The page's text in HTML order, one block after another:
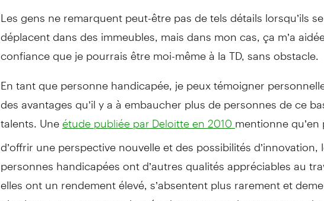
Les gens ne remarquent peut-être pas de tels détails lorsqu’ils se
déplacent dans des immeubles, mais dans mon cas, ça m’a
confiance que je pourrais être moi-même à la TD, sans obstacle.
En tant que personne handicapée, je peux témoigner
des avantages qu’il y a à embaucher plus de personnes de ce
talents. Une étude publiée par Deloitte en 2010 mentionne
d’offrir une perspective nouvelle et des possibilités d’innovation,
personnes handicapées ont d’autres qualités appréciables au
elles ont un rendement élevé, s’absentent plus rarement et